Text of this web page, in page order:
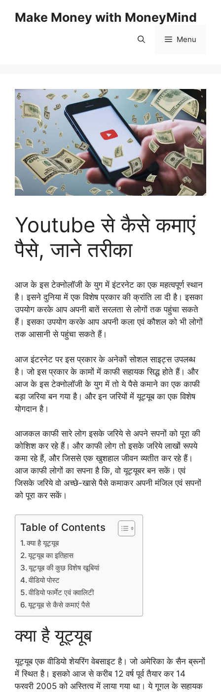
Make Money with MoneyMind
Menu
Youtube से कैसे कमाएं
पैसे, जाने तरीका
आज के इस टेक्नोलॉजी के युग में इंटरनेट का एक महत्वपूर्ण स्थान
है। इसने दुनिया में एक विशेष प्रकार की क्रांति ला दी है। इसका
उपयोग करके आप अपनी बातें सरलता से लोगों तक पहुंचा सकते
हैं। इसका उपयोग करके आप अपनी कला एवं कौशल को भी लोगों
तक आसानी से पहुंचा सकते हैं।
आज इंटरनेट पर इस प्रकार के अनेकों सोशल साइट्स उपलब्ध
है। जो इस प्रकार के कामों में काफी सहायक सिद्ध होते हैं। और
आज के इस टेक्नोलॉजी के युग में तो ये पैसे कमाने का एक काफी
बड़ा जरिया बन गया है। और इन जरियों में यूट्यूब का एक विशेष
योगदान है।
आजकल काफी सारे लोग इसके जरिये से अपने सपनों को पूरा की
कोशिश कर रहे हैं। और काफी लोग तो इसके जरिये लाखों रूपये
कमा रहे हैं, और जिससे एक खुशहाल जीवन व्यतीत कर रहे हैं।
आज काफी लोगों का सपना है कि, वो यूट्यूबर बन सकें। एवं
जिसके जरिये वो अच्छे-खासे पैसे कमाकर अपनी मंजिल एवं सपनों
को पूरा कर सकें।
Table of Contents
क्या है यूट्यूब
यूट्यूब का इतिहास
यूट्यूब की कुछ विशेष खूबियां
वीडियो पोस्ट
वीडियो फार्मेट एवं क्वालिटी
यूट्यूब से कैसे कमाएं पैसे
क्या है यूट्यूब
यूट्यूब एक वीडियो शेयरिंग वेबसाइट है। जो अमेरिका के सैन ब्रूनों
में स्थित है। इसको आज से करीब 12 वर्ष पूर्व तैयार कर 14
फरवरी 2005 को अस्तित्व में लाया गया था। ये गूगल के सहायक